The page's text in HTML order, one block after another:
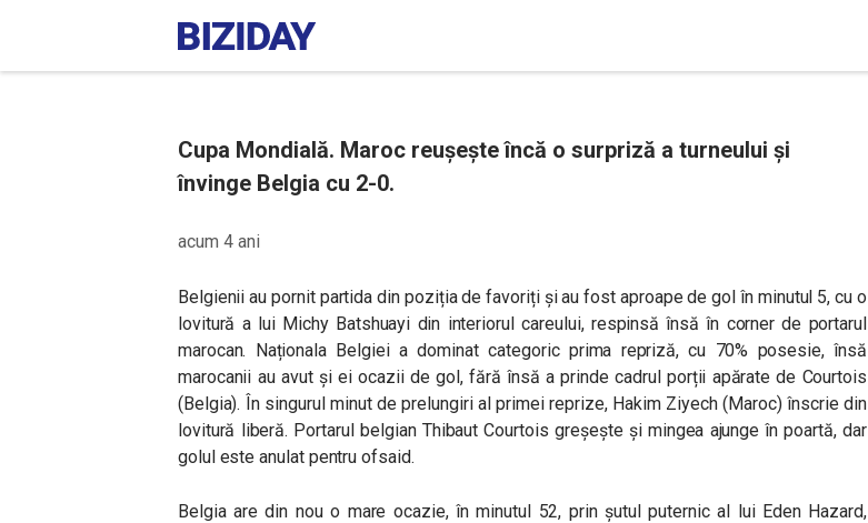
Cupa Mondială. Maroc reușește încă o surpriză a turneului și
învinge Belgia cu 2-0.
acum 4 ani
Belgienii au pornit partida din poziția de favoriți și au fost aproape de gol în minutul 5, cu o
lovitură a lui Michy Batshuayi din interiorul careului, respinsă însă în corner de portarul
marocan. Naționala Belgiei a dominat categoric prima repriză, cu 70% posesie, însă
marocanii au avut și ei ocazii de gol, fără însă a prinde cadrul porții apărate de Courtois
(Belgia). În singurul minut de prelungiri al primei reprize, Hakim Ziyech (Maroc) înscrie din
lovitură liberă. Portarul belgian Thibaut Courtois greșește și mingea ajunge în poartă, dar
golul este anulat pentru ofsaid.
Belgia are din nou o mare ocazie, în minutul 52, prin șutul puternic al lui Eden Hazard,